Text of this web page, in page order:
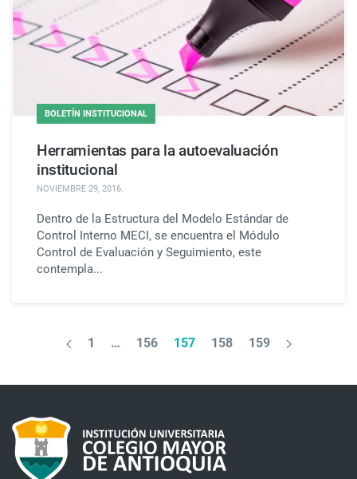
BOLETÍN INSTITUCIONAL
Herramientas para la autoevaluación
institucional
NOVIEMBRE 29, 2016.
Dentro de la Estructura del Modelo Estándar de
Control Interno MECI, se encuentra el Módulo
Control de Evaluación y Seguimiento, este
contempla...
1 … 156 157 158 159